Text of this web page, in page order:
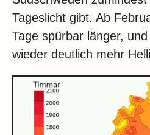
Tageslicht gibt. Ab
Tage spürbar länger,
wieder deutlich mehr